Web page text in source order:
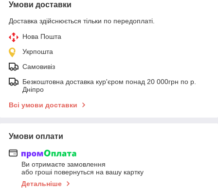
Умови доставки
Доставка здійснюється тільки по передоплаті.
Нова Пошта
Укрпошта
Самовивіз
Безкоштовна доставка кур'єром понад 20 000грн по р.
Дніпро
Всі умови доставки
Умови оплати
Ви отримаєте замовлення
або гроші повернуться на вашу картку
Детальніше